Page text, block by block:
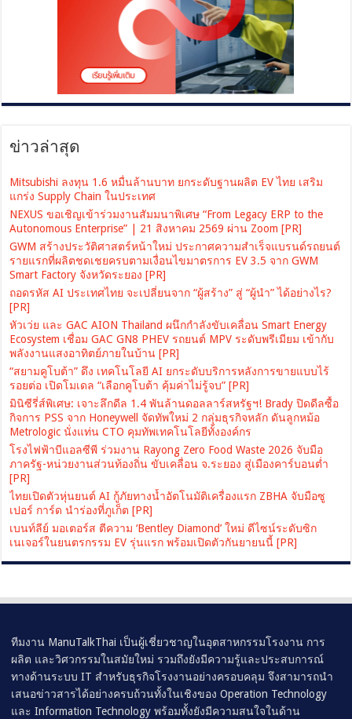
ข่าวล่าสุด
Mitsubishi ลงทุน 1.6 หมื่นล้านบาท ยกระดับฐานผลิต EV ไทย เสริม
แกร่ง Supply Chain ในประเทศ
NEXUS ขอเชิญเข้าร่วมงานสัมมนาพิเศษ “From Legacy ERP to the
Autonomous Enterprise” | 21 สิงหาคม 2569 ผ่าน Zoom [PR]
GWM สร้างประวัติศาสตร์หน้าใหม่ ประกาศความสำเร็จแบรนด์รถยนต์
รายแรกที่ผลิตชดเชยครบตามเงื่อนไขมาตรการ EV 3.5 จาก GWM
Smart Factory จังหวัดระยอง [PR]
ถอดรหัส AI ประเทศไทย จะเปลี่ยนจาก “ผู้สร้าง” สู่ “ผู้นำ” ได้อย่างไร?
[PR]
หัวเว่ย และ GAC AION Thailand ผนึกกำลังขับเคลื่อน Smart Energy
Ecosystem เชื่อม GAC GN8 PHEV รถยนต์ MPV ระดับพรีเมียม เข้ากับ
พลังงานแสงอาทิตย์ภายในบ้าน [PR]
“สยามคูโบต้า” ดึง เทคโนโลยี AI ยกระดับบริการหลังการขายแบบไร้
รอยต่อ เปิดโมเดล “เลือกคูโบต้า คุ้มค่าไม่รู้จบ” [PR]
มินิซีรี่ส์พิเศษ: เจาะลึกดีล 1.4 พันล้านดอลลาร์สหรัฐฯ! Brady ปิดดีลซื้อ
กิจการ PSS จาก Honeywell จัดทัพใหม่ 2 กลุ่มธุรกิจหลัก ดันลูกหม้อ
Metrologic นั่งแท่น CTO คุมทัพเทคโนโลยีทั้งองค์กร
โรงไฟฟ้าบีแอลซีพี ร่วมงาน Rayong Zero Food Waste 2026 จับมือ
ภาครัฐ-หน่วยงานส่วนท้องถิ่น ขับเคลื่อน จ.ระยอง สู่เมืองคาร์บอนต่ำ
[PR]
ไทยเปิดตัวหุ่นยนต์ AI กู้ภัยทางน้ำอัตโนมัติเครื่องแรก ZBHA จับมือซู
เปอร์ การ์ด นำร่องที่ภูเก็ต [PR]
เบนท์ลีย์ มอเตอร์ส ตีความ ‘Bentley Diamond’ ใหม่ ดีไซน์ระดับซิก
เนเจอร์ในยนตรกรรม EV รุ่นแรก พร้อมเปิดตัวกันยายนนี้ [PR]
ทีมงาน ManuTalkThai เป็นผู้เชี่ยวชาญในอุตสาหกรรมโรงงาน การ
ผลิต และวิศวกรรมในสมัยใหม่ รวมถึงยังมีความรู้และประสบการณ์
ทางด้านระบบ IT สำหรับธุรกิจโรงงานอย่างครอบคลุม จึงสามารถนำ
เสนอข่าวสารได้อย่างครบถ้วนทั้งในเชิงของ Operation Technology
และ Information Technology พร้อมทั้งยังมีความสนใจในด้าน